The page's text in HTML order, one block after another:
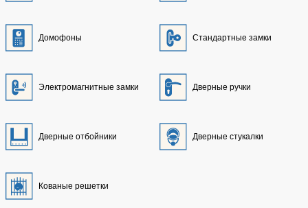
Домофоны Стандартные замки
Электромагнитные замки Дверные ручки
Дверные отбойники Дверные стукалки
Кованые решетки